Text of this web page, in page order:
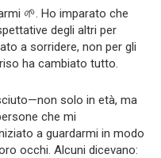
🌱. Ho imparato che
degli altri per
a sorridere, non per gli
ha cambiato tutto.
solo in età, ma
che mi
a guardarmi in modo
occhi. Alcuni dicevano: